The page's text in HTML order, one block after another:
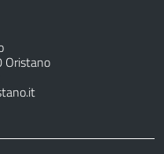
Oristano